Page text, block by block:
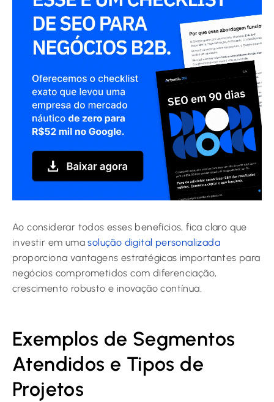
Ao considerar todos esses benefícios, fica claro que
investir em umasolução digital personalizada
proporciona vantagens estratégicas importantes para
negócios comprometidos com diferenciação,
crescimento robusto e inovação contínua.
Exemplos de Segmentos
Atendidos e Tipos de
Projetos